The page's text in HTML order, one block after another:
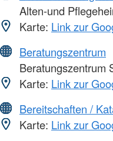
Alten-und
Karte: Link zur
Beratungszentrum
Beratungszentrum
Karte: Link zur
Bereitschaften /
Karte: Link zur